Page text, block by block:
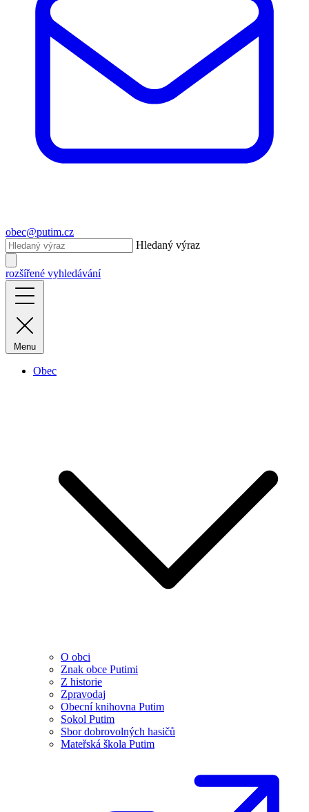
obec@putim.cz
Hledaný výraz
rozšířené vyhledávání
Menu
Obec
O obci
Znak obce Putimi
Z historie
Zpravodaj
Obecní knihovna Putim
Sokol Putim
Sbor dobrovolných hasičů
Mateřská škola Putim